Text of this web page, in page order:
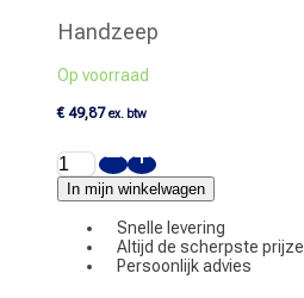
Handzeep
Op voorraad
€49,87 ex. btw
Handzeep
500
ml
eurofles
stuks
In mijn winkelwagen
Snelle levering
Altijd de scherpste
Persoonlijk advies